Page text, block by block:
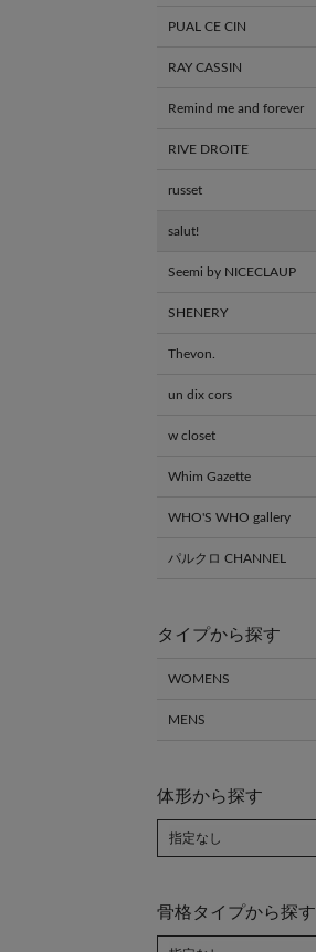
PUAL CE CIN
RAY CASSIN
Remind me and forever
RIVE DROITE
russet
salut!
Seemi by NICECLAUP
SHENERY
Thevon.
un dix cors
w closet
Whim Gazette
WHO'S WHO gallery
パルクロ CHANNEL
タイプから探す
WOMENS
MENS
体形から探す
骨格タイプから探す